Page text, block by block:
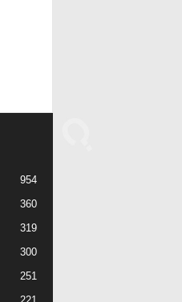
954
360
319
300
251